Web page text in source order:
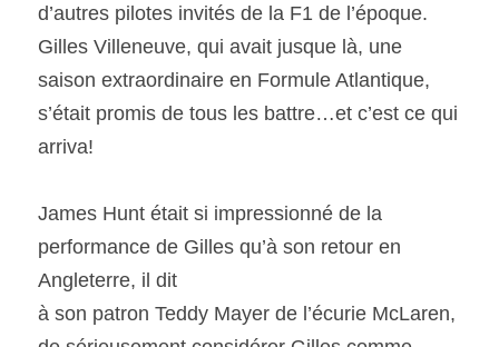
d’autres pilotes invités de la F1 de l’époque.
Gilles Villeneuve, qui avait jusque là, une
saison extraordinaire en Formule Atlantique,
s’était promis de tous les battre…et c’est ce qui
arriva!
James Hunt était si impressionné de la
performance de Gilles qu’à son retour en
Angleterre, il dit
à son patron Teddy Mayer de l’écurie McLaren,